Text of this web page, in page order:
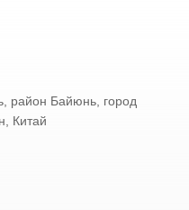
район Байюнь, город
Китай